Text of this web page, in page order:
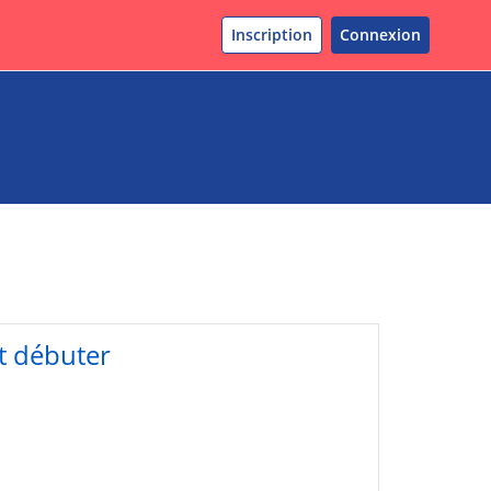
Inscription Connexion
débuter